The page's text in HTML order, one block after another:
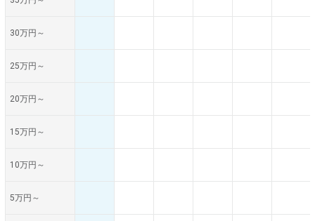
30万円～
25万円～
20万円～
15万円～
10万円～
5万円～